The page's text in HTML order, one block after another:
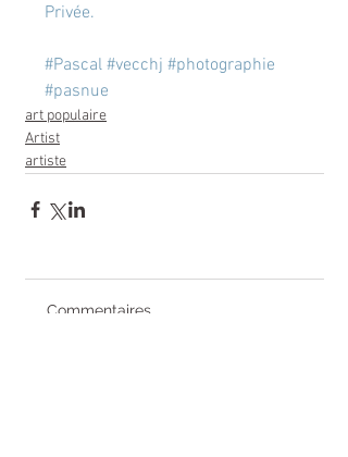
Privée.
#Pascal #vecchj #photographie
#pasnue
art populaire
Artist
artiste
Commentaires